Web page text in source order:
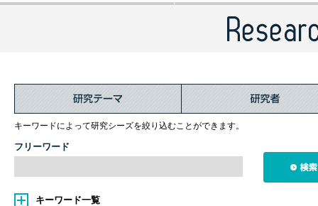
キーワードによって研究シーズを絞り込むことができます。
フリーワード
キーワード一覧